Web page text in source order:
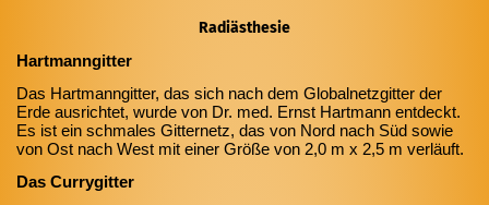
Radiästhesie
Hartmanngitter
Das Hartmanngitter, das sich nach dem Globalnetzgitter der
Erde ausrichtet, wurde von Dr. med. Ernst Hartmann entdeckt.
Es ist ein schmales Gitternetz, das von Nord nach Süd sowie
von Ost nach West mit einer Größe von 2,0 m x 2,5 m verläuft.
Das Currygitter